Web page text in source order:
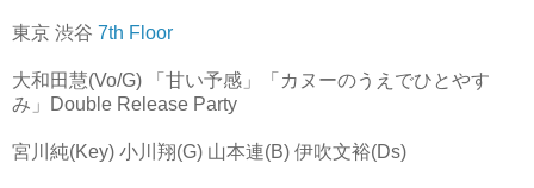
東京 渋谷 7th Floor
大和田慧(Vo/G) 「甘い予感」「カヌーのうえでひとやす
み」Double Release Party
宮川純(Key) 小川翔(G) 山本連(B) 伊吹文裕(Ds)